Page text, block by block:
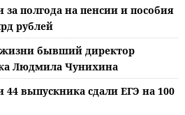
за полгода на пенсии и пособия
рублей
жизни бывший директор
Людмила Чунихина
44 выпускника сдали ЕГЭ на 100